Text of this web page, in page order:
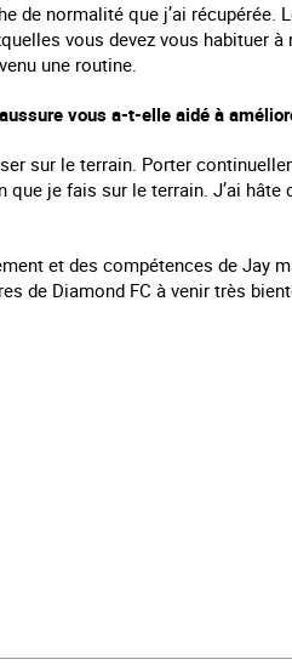
de normalité que j’ai
vous devez vous habituer
une routine.
vous a-t-elle aidé à
sur le terrain. Porter
je fais sur le terrain. J’ai
et des compétences de Jay
de Diamond FC à venir très